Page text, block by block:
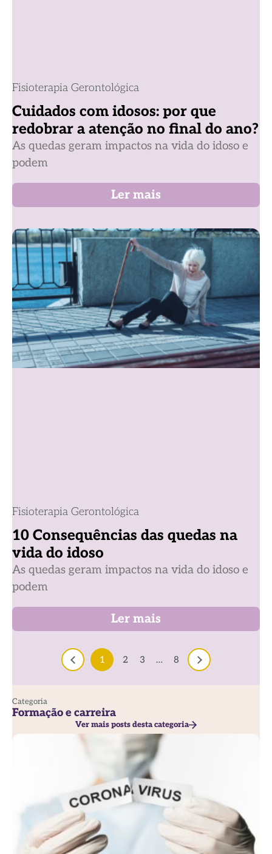
Fisioterapia Gerontológica
Cuidados com idosos: por que
redobrar a atenção no final do ano?
As quedas geram impactos na vida do idoso e
podem
Ler mais
Fisioterapia Gerontológica
10 Consequências das quedas na
vida do idoso
As quedas geram impactos na vida do idoso e
podem
Ler mais
1 2 3 … 8
Categoria
Formação e carreira
Ver mais posts desta categoria